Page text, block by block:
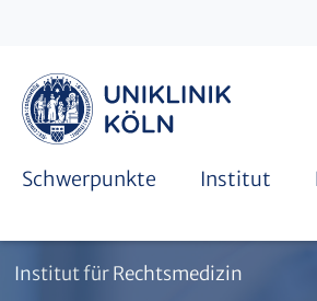
Schwerpunkte
Forensische Morphologie &
Institut
Forschungsprojekte
Weiterbildung Rechtsmedizin
Institut für Rechtsmedizin